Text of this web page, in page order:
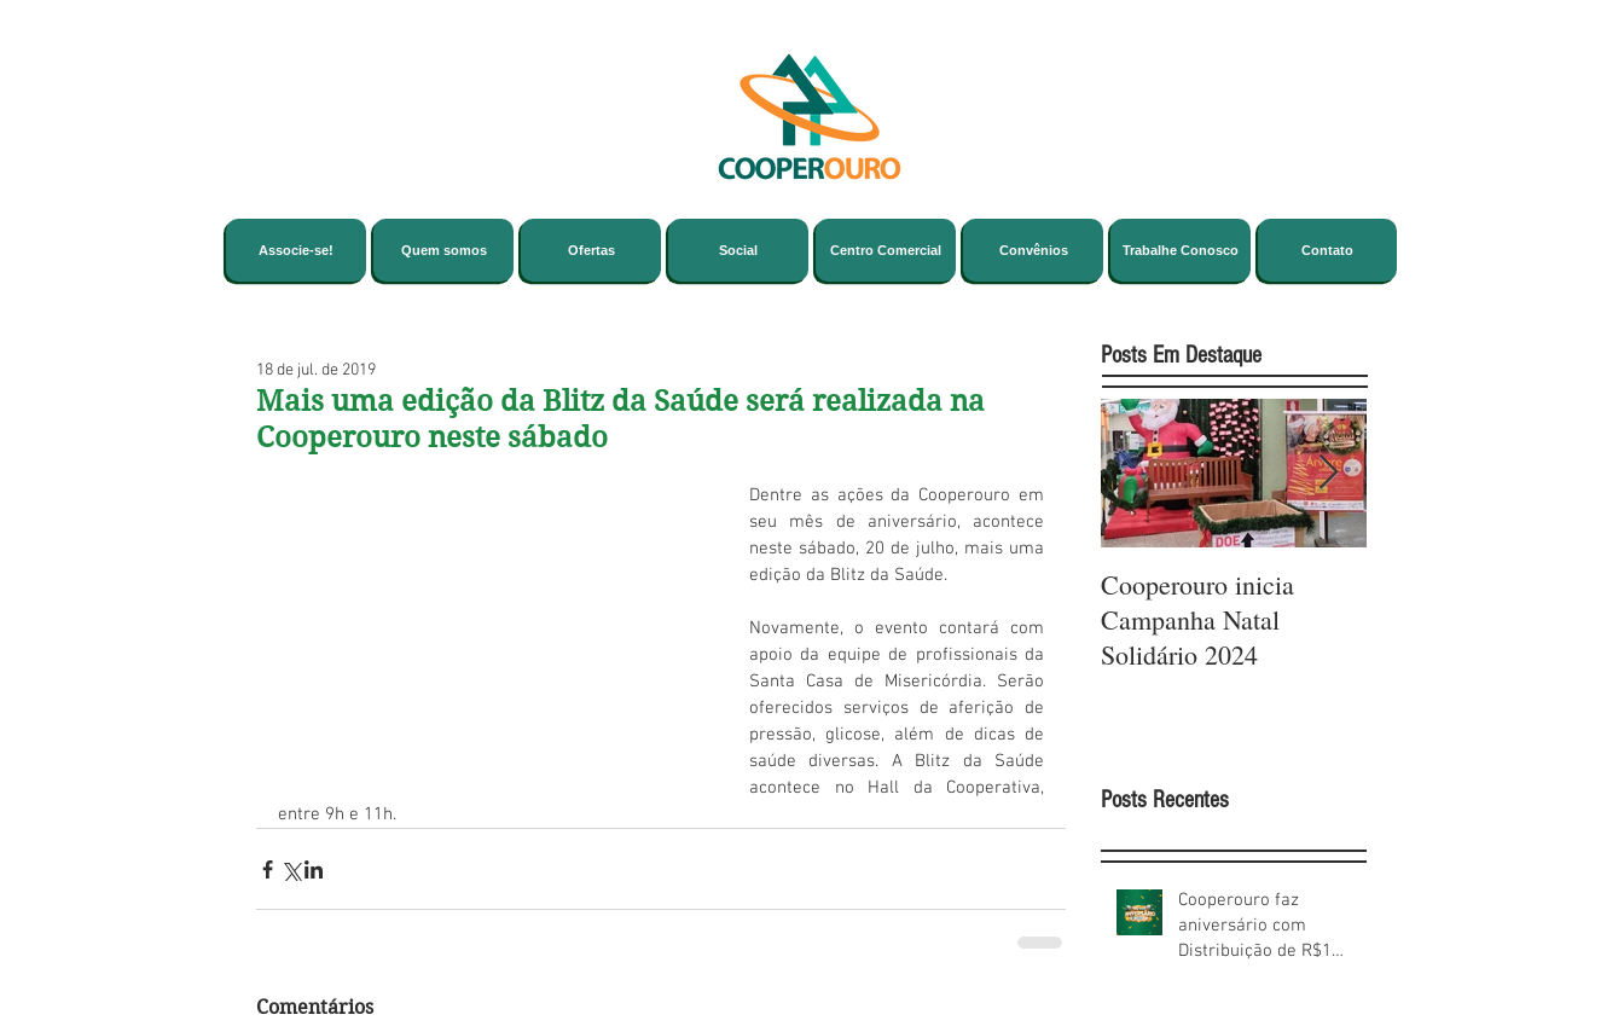
Associe-se! Quem somos Ofertas Social Centro Comercial Convênios Trabalhe Conosco Contato
Mais uma edição da Blitz da Saúde será realizada na
Cooperouro neste sábado
18 de jul. de 2019
Dentre as ações da Cooperouro em
seu mês de aniversário, acontece
neste sábado, 20 de julho, mais uma
edição da Blitz da Saúde.
Novamente, o evento contará com
apoio da equipe de profissionais da
Santa Casa de Misericórdia. Serão
oferecidos serviços de aferição de
pressão, glicose, além de dicas de
saúde diversas. A Blitz da Saúde
acontece no Hall da Cooperativa,
entre 9h e 11h.
Comentários
Posts Em Destaque
Cooperouro inicia
Campanha Natal
Solidário 2024
Posts Recentes
Cooperouro faz
aniversário com
Distribuição de R$1